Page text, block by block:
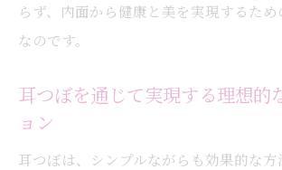
らず、内面から健康と美を実現するた
なのです。
耳つぼを通じて実現する理想的
ョン
耳つぼは、シンプルながらも効果的な